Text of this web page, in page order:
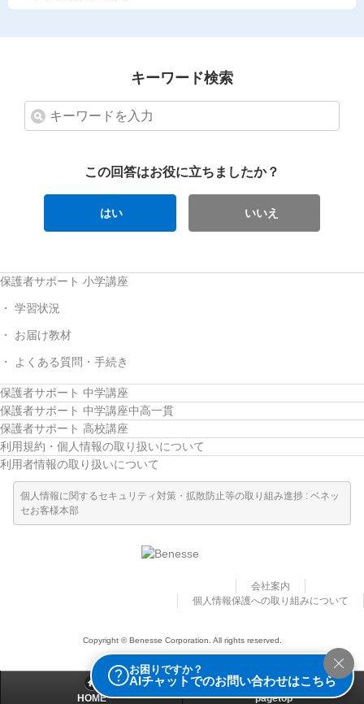
キーワード検索
この回答はお役に立ちましたか？
はい いいえ
お困りですか？
AIチャットでのお問い合わせはこちら
保護者サポート 小学講座
学習状況
お届け教材
よくある質問・手続き
保護者サポート 中学講座
保護者サポート 中学講座中高一貫
保護者サポート 高校講座
利用規約・個人情報の取り扱いについて
利用者情報の取り扱いについて
個人情報に関するセキュリティ対策・拡散防止等の取り組み進捗 : ベネッ
セお客様本部
Copyright © Benesse Corporation. All rights reserved.
会社案内
個人情報保護への取り組みについて
HOME pagetop